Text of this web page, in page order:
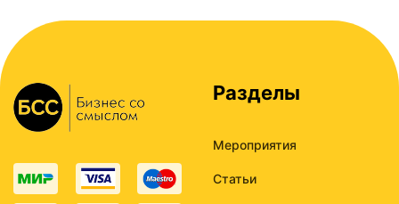
Разделы
Мероприятия
Статьи